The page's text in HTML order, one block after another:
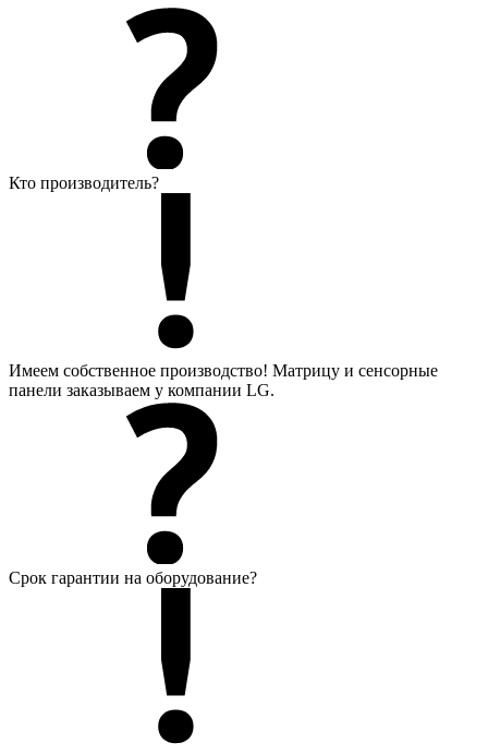
Кто производитель?
Имеем собственное производство! Матрицу и сенсорные
панели заказываем у компании LG.
Срок гарантии на оборудование?